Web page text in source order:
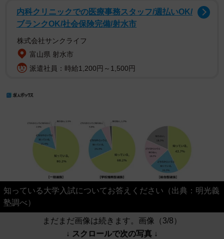
内科クリニックでの医療事務スタッフ/週払いOK/
ブランクOK/社会保険完備/射水市
株式会社サンクライフ
富山県 射水市
派遣社員：時給1,200円～1,500円
知っている大学入試についてお答えください（出典：明光義
塾調べ）
まだまだ画像は続きます。画像（3/8）
↓ スクロールで次の写真 ↓